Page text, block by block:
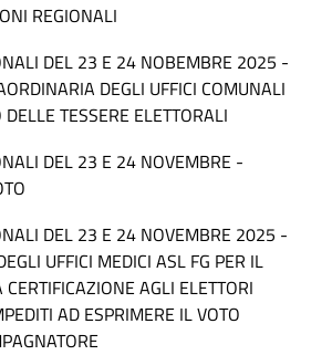
REGIONALI
DEL 23 E 24 NOBEMBRE 2025 -
DEGLI UFFICI COMUNALI
TESSERE ELETTORALI
DEL 23 E 24 NOVEMBRE -
DEL 23 E 24 NOVEMBRE 2025 -
UFFICI MEDICI ASL FG PER IL
AGLI ELETTORI
AD ESPRIMERE IL VOTO